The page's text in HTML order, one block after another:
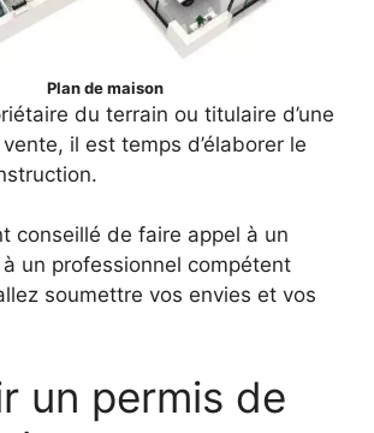
Plan de maison
du terrain ou titulaire d’une
il est temps d’élaborer le
conseillé de faire appel à un
un professionnel compétent
soumettre vos envies et vos
un permis de